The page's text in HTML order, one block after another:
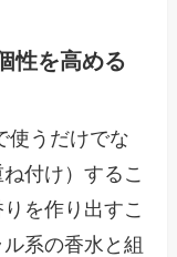
性を高める
使うだけでな
付け）するこ
を作り出すこ
系の香水と組